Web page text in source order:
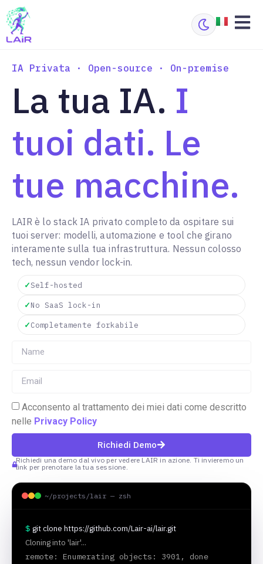
IA Privata · Open-source · On-premise
La tua IA. I
tuoi dati. Le
tue macchine.
LAIR è lo stack IA privato completo da ospitare sui
tuoi server: modelli, automazione e tool che girano
interamente sulla tua infrastruttura. Nessun colosso
tech, nessun vendor lock-in.
✓Self-hosted
✓No SaaS lock-in
✓Completamente forkabile
Acconsento al trattamento dei miei dati come descritto
nelle Privacy Policy
Richiedi Demo
Richiedi una demo dal vivo per vedere LAIR in azione. Ti invieremo un
link per prenotare la tua sessione.
~/projects/lair — zsh
$ git clone https://github.com/Lair-ai/lair.git
Cloning into 'lair'...
remote: Enumerating objects: 3901, done